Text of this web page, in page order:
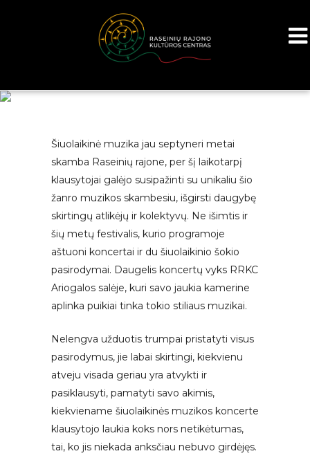
Šiuolaikinė muzika jau septyneri metai
skamba Raseinių rajone, per šį laikotarpį
klausytojai galėjo susipažinti su unikaliu šio
žanro muzikos skambesiu, išgirsti daugybę
skirtingų atlikėjų ir kolektyvų. Ne išimtis ir
šių metų festivalis, kurio programoje
aštuoni koncertai ir du šiuolaikinio šokio
pasirodymai. Daugelis koncertų vyks RRKC
Ariogalos salėje, kuri savo jaukia kamerine
aplinka puikiai tinka tokio stiliaus muzikai.
Nelengva užduotis trumpai pristatyti visus
pasirodymus, jie labai skirtingi, kiekvienu
atveju visada geriau yra atvykti ir
pasiklausyti, pamatyti savo akimis,
kiekviename šiuolaikinės muzikos koncerte
klausytojo laukia koks nors netikėtumas,
tai, ko jis niekada anksčiau nebuvo girdėjęs.